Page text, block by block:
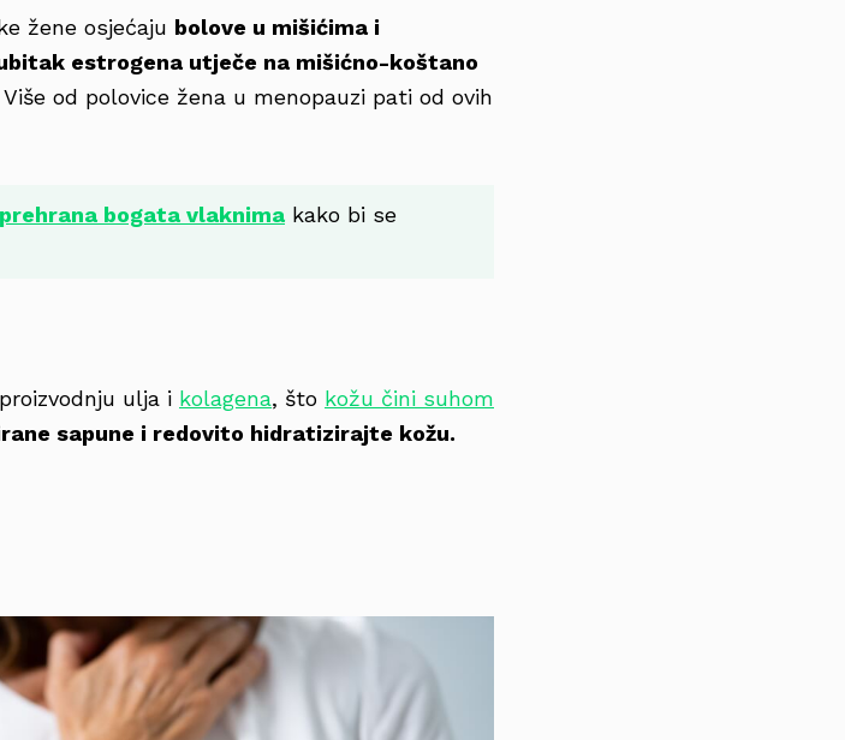
žene osjećaju bolove u mišićima i
estrogena utječe na mišićno-koštano
od polovice žena u menopauzi pati od ovih
prehrana bogata vlaknima kako bi se
ulja i kolagena, što kožu čini suhom
sapune i redovito hidratizirajte kožu.